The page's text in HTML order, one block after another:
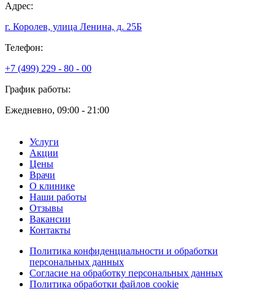
Адрес:
г. Королев, улица Ленина, д. 25Б
Телефон:
+7 (499) 229 - 80 - 00
График работы:
Ежедневно, 09:00 - 21:00
Услуги
Акции
Цены
Врачи
О клинике
Наши работы
Отзывы
Вакансии
Контакты
Политика конфиденциальности и обработки
персональных данных
Согласие на обработку персональных данных
Политика обработки файлов cookie